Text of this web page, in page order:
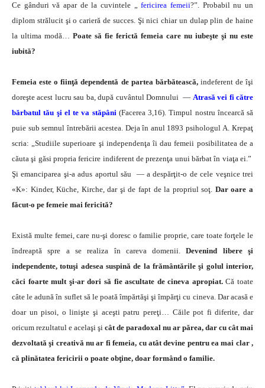
Ce gânduri vă apar de la cuvintele „fericirea femeii?”. Probabil nu un
diplom strălucit şi o carieră de succes. Şi nici chiar un dulap plin de haine
la ultima modă… Poate să fie ferictă femeia care nu iubeşte şi nu este
iubită?
Femeia este o fiinţă dependentă de partea bărbătească,indeferent de îşi
doreşte acest lucru sau ba, după cuvântul Domnului — Atrasă vei fi către
bărbatul tău şi el te va stăpâni (Facerea 3,16). Timpul nostru încearcă să
puie sub semnul întrebării acestea. Deja în anul 1893 psihologul А. Кrepaţ
scria: „Studiile superioare şi independenţa îi dau femeii posibilitatea de a
căuta şi găsi propria fericire indiferent de prezenţa unui bărbat în viaţa ei.”
Şi emanciparea şi-a adus aportul său — a despărţit-o de cele veşnice trei
«К»: Kinder, Küchе, Кirchе, dar şi de fapt de la propriul soţ. Dar oare a
făcut-o pe femeie mai fericită?
Există multe femei, care nu-şi doresc o familie proprie, care toate forţele le
îndreaptă spre a se realiza în careva domenii.Devenind libere şi
independente, totuşi adesea suspină de la frământările şi golul interior,
căci foarte mult şi-ar dori să fie ascultate de cineva apropiat.Că toate
câte le adună în suflet să le poată împărtăşi şi împărţi cu cineva. Dar acasă e
doar un pisoi, o linişte şi aceşti patru pereţi… Căile pot fi diferite, dar
oricum rezultatul e acelaşi şi cât de paradoxal nu ar părea, dar cu cât mai
dezvoltată şi creativă nu ar fi femeia, cu atât devine pentru ea mai clar ,
că plinătatea fericirii o poate obţine, doar formând o familie.